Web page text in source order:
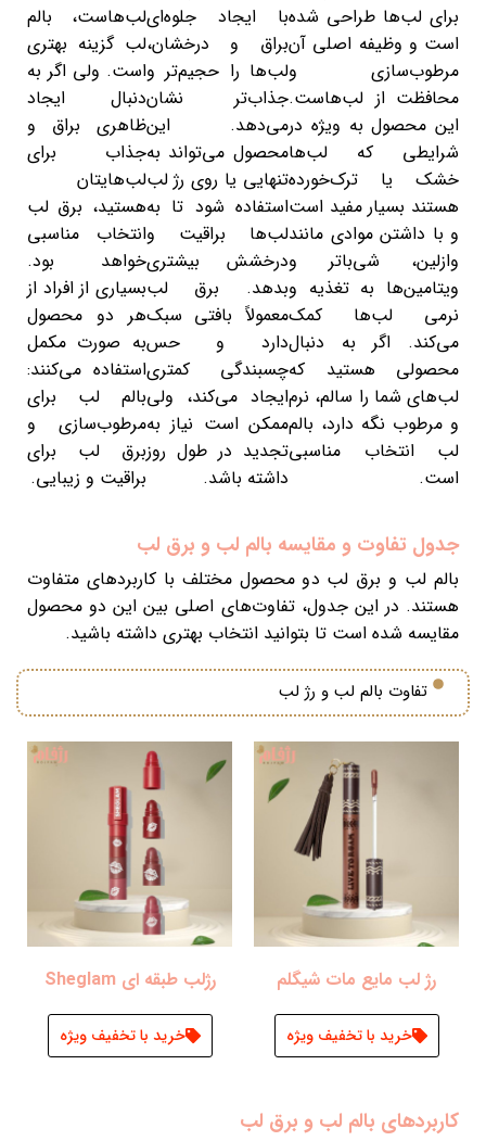
برای لب‌ها طراحی شده
است و وظیفه اصلی آن
مرطوب‌سازی و
محافظت از لب‌هاست.
این محصول به ویژه در
شرایطی که لب‌ها
خشک یا ترک‌خورده
هستند بسیار مفید است
و با داشتن موادی مانند
وازلین، شی‌باتر و
ویتامین‌ها به تغذیه و
نرمی لب‌ها کمک
می‌کند. اگر به دنبال
محصولی هستید که
لب‌های شما را سالم، نرم
و مرطوب نگه دارد، بالم
لب انتخاب مناسبی
است.
با ایجاد جلوه‌ای
براق و درخشان،
لب‌ها را حجیم‌تر و
جذاب‌تر نشان
می‌دهد. این
محصول می‌تواند به
تنهایی یا روی رژ لب
استفاده شود تا به
لب‌ها براقیت و
درخشش بیشتری
بدهد. برق لب
معمولاً بافتی سبک
دارد و حس
چسبندگی کمتری
ایجاد می‌کند، ولی
ممکن است نیاز به
تجدید در طول روز
داشته باشد.
لب‌هاست، بالم
لب گزینه بهتری
است. ولی اگر به
دنبال ایجاد
ظاهری براق و
جذاب برای
لب‌هایتان
هستید، برق لب
انتخاب مناسبی
خواهد بود.
بسیاری از افراد از
هر دو محصول
به صورت مکمل
استفاده می‌کنند:
بالم لب برای
مرطوب‌سازی و
برق لب برای
براقیت و زیبایی.
جدول تفاوت و مقایسه بالم لب و برق لب
بالم لب و برق لب دو محصول مختلف با کاربردهای متفاوت
هستند. در این جدول، تفاوت‌های اصلی بین این دو محصول
مقایسه شده است تا بتوانید انتخاب بهتری داشته باشید.
تفاوت بالم لب و رژ لب
رژ لب مایع مات شیگلم
خرید با تخفیف ویژه
رژلب طبقه ای Sheglam
خرید با تخفیف ویژه
کاربردهای بالم لب و برق لب